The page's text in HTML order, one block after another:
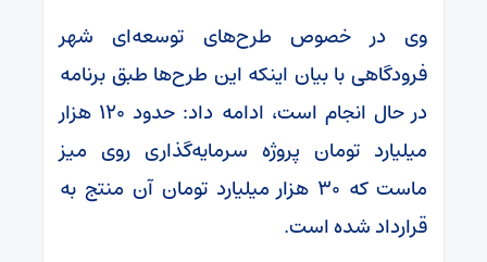
وی در خصوص طرح‌های توسعه‌ای شهر
فرودگاهی با بیان اینکه این طرح‌ها طبق برنامه
در حال انجام است، ادامه‌ داد: حدود ۱۲۰ هزار
میلیارد تومان پروژه سرمایه‌گذاری روی میز
ماست که ۳۰ هزار میلیارد تومان آن منتج به
قرارداد شده است.